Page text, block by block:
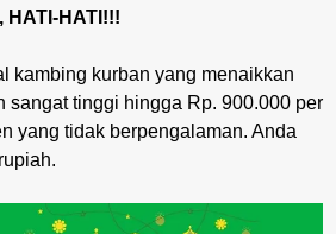
HATI-HATI!!!
kambing kurban yang menaikkan
sangat tinggi hingga Rp. 900.000 per
yang tidak berpengalaman. Anda